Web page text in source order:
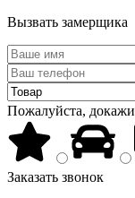
Вызвать замерщика
Пожалуйста,
Заказать звонок